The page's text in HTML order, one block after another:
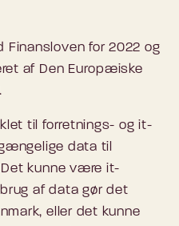
Finansloven for 2022 og
af Den Europæiske
til forretnings- og it-
data til
kunne være it-
af data gør det
eller det kunne